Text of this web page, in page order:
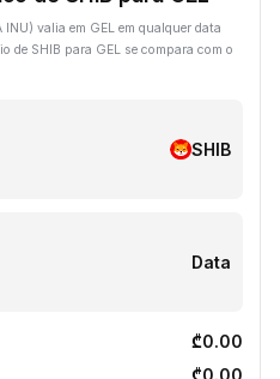
valia em GEL em qualquer data
de SHIB para GEL se compara com o
SHIB
Data
₾0.00
₾0.00